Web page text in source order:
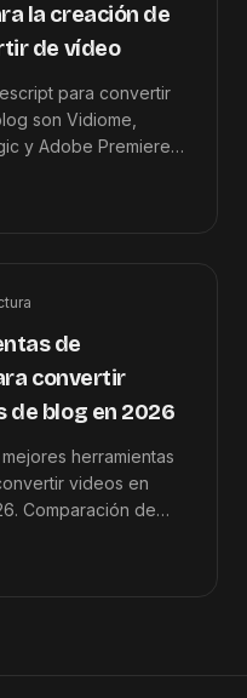
la creación de
de vídeo
para convertir
son Vidiome,
y Adobe Premiere
de
convertir
de blog en 2026
herramientas
videos en
Comparación de